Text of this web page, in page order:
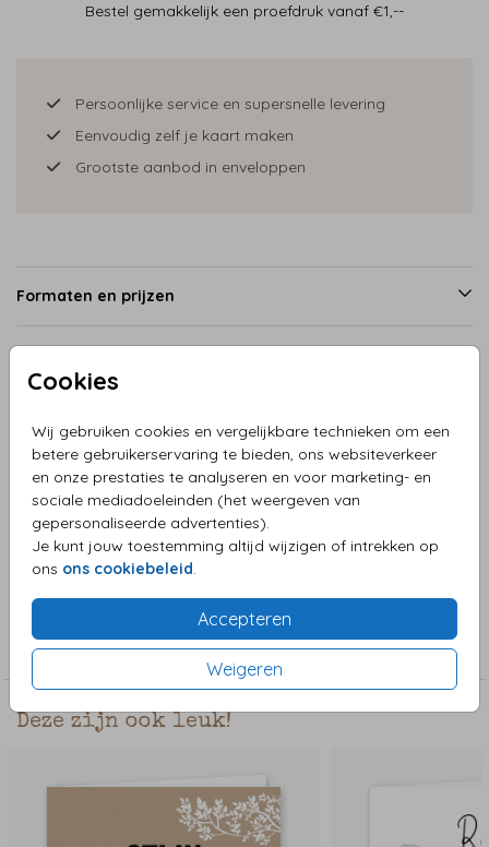
Cookies
Wij gebruiken cookies en vergelijkbare technieken om een
betere gebruikerservaring te bieden, ons websiteverkeer
en onze prestaties te analyseren en voor marketing- en
sociale mediadoeleinden (het weergeven van
gepersonaliseerde advertenties).
Je kunt jouw toestemming altijd wijzigen of intrekken op
ons ons cookiebeleid.
Accepteren
Weigeren
Bestel gemakkelijk een proefdruk vanaf €1,--
Persoonlijke service en supersnelle levering
Eenvoudig zelf je kaart maken
Grootste aanbod in enveloppen
Formaten en prijzen
Productinformatie
Omschrijving
Geboortekaartje met lopende ouders achterkant met baby
jongen in rugzak. Broertjes en zusjes lopen er langs. Op de
achtergrond kun je kiezen uit een stad, dorp of iets anders.
Voorbeeld kaartje heeft Nijmegen als beeld.
Jongenskaart
Deze zijn ook leuk!